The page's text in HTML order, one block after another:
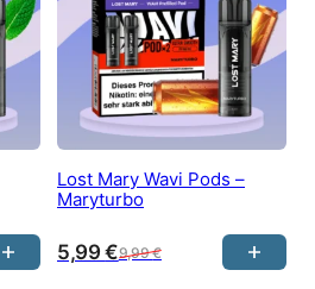
Lost Mary Wavi Pods –
Maryturbo
9,99€
5,99€